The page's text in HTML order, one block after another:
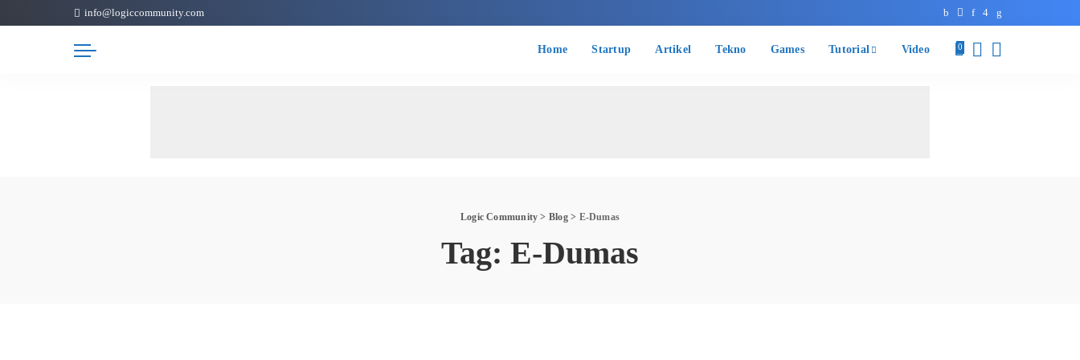
info@logiccommunity.com
Home Startup Artikel Tekno Games Tutorial Video 0
Logic Community>Blog>E-Dumas
Tag: E-Dumas